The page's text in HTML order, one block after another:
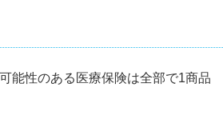
能性のある医療保険は全部で1商品